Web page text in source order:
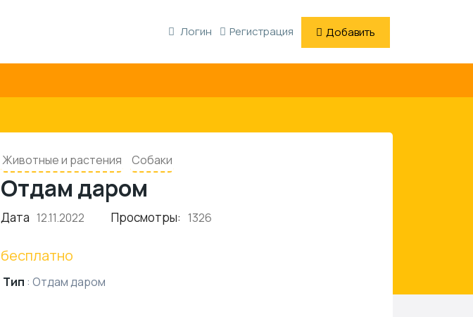
Логин Регистрация Добавить
Животные и растения Собаки
Отдам даром
Дата 12.11.2022 Просмотры: 1326
бесплатно
Тип : Отдам даром